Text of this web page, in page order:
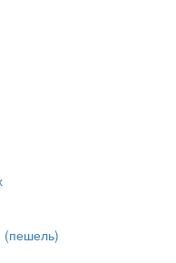
(пешель)